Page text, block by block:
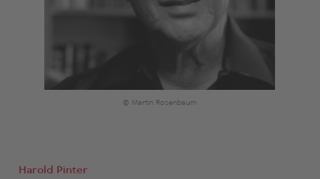
© Martin Rosenbaum
Harold Pinter